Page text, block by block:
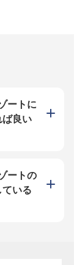
をお届けしてい
鮮な食材を使っ
のリピーターに
感動を一緒に創
？ 料理人とし
、知床の魅力を
あるお仕事で
ポートし合う風
して働くことが
員寮を完備して
の応募も歓迎で
囲まれた環境
して成長したい
りがいになりま
ンな環
りを心が
ートに
ば良い
ートの
いる